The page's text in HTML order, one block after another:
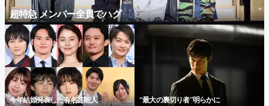
超特急 メンバー全員でハグ
今年結婚発表した有名芸能人 “最大の裏切り者”明らかに